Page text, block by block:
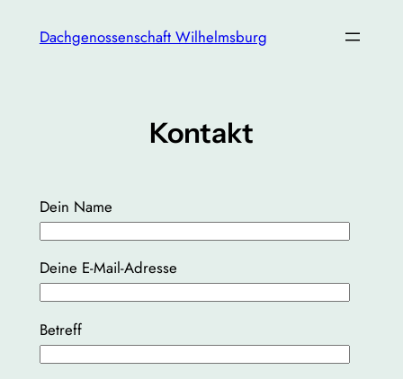
InhaltDachgenossenschaft Wilhelmsburg
Kontakt
Dein Name
Deine E-Mail-Adresse
Betreff